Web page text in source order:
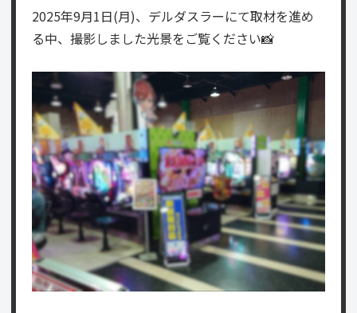
2025年9月1日(月)、デルダスラーにて取材を進め
る中、撮影しました光景をご覧ください📸